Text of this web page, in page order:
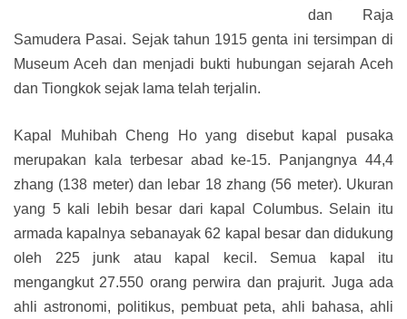
dan Raja
Samudera Pasai. Sejak tahun 1915 genta ini tersimpan di
Museum Aceh dan menjadi bukti hubungan sejarah Aceh
dan Tiongkok sejak lama telah terjalin.
Kapal Muhibah Cheng Ho yang disebut kapal pusaka
merupakan kala terbesar abad ke-15. Panjangnya 44,4
zhang (138 meter) dan lebar 18 zhang (56 meter). Ukuran
yang 5 kali lebih besar dari kapal Columbus. Selain itu
armada kapalnya sebanayak 62 kapal besar dan didukung
oleh 225 junk atau kapal kecil. Semua kapal itu
mengangkut 27.550 orang perwira dan prajurit. Juga ada
ahli astronomi, politikus, pembuat peta, ahli bahasa, ahli